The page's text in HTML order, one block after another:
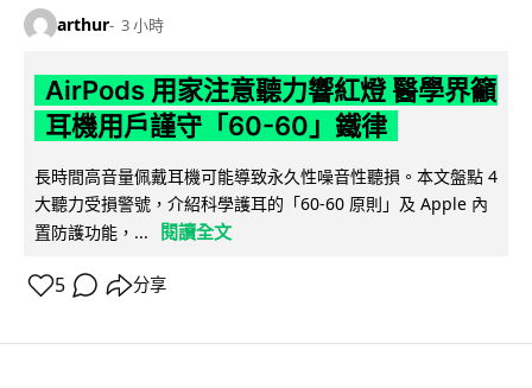
arthur 3 小時
AirPods 用家注意聽力響紅燈 醫學界籲
耳機用戶謹守「60-60」鐵律
長時間高音量佩戴耳機可能導致永久性噪音性聽損。本文盤點 4
大聽力受損警號，介紹科學護耳的「60-60 原則」及 Apple 內
置防護功能，...
閱讀全文
5 分享